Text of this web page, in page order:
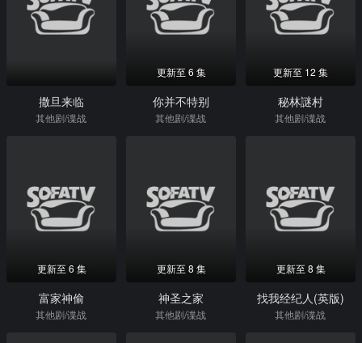
撒旦来临
其他剧/谍战
更新至 6 集
你并不特别
其他剧/谍战
更新至 12 集
秘林謎村
其他剧/谍战
更新至 6 集
富家神偷
其他剧/谍战
更新至 8 集
神圣之家
其他剧/谍战
更新至 8 集
找我经纪人(英版)
其他剧/谍战